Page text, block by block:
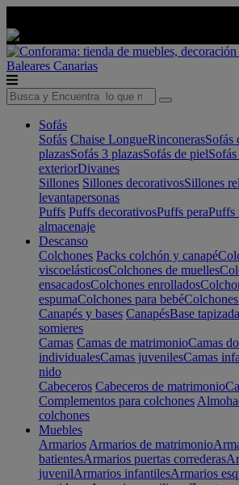
Baleares Canarias
Sofás
Sofás Chaise LongueRinconerasSofás
plazasSofás 3 plazasSofás de piel
exteriorDivanes
Sillones Sillones decorativosSillones
levantapersonas
Puffs Puffs decorativosPuffs peraPuffs
almacenaje
Descanso
Colchones Packs colchón y canapé
viscoelásticosColchones de muelles
ensacadosColchones enrollados
espumaColchones para bebé
Canapés y bases CanapésBase
somieres
Camas Camas de matrimonioCamas
individualesCamas juvenilesCamas
nido
Cabeceros Cabeceros de matrimonio
Complementos para colchones
colchones
Muebles
Armarios Armarios de matrimonio
batientesArmarios puertas correderas
juvenilArmarios infantilesArmarios